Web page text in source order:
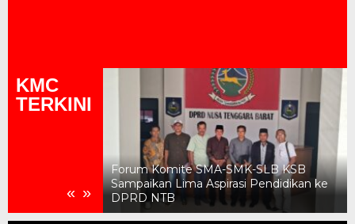
KMC
TERKINI
« »
KONI NTB
Forum Komite SMA-SMK-SLB KSB
Sampaikan Lima Aspirasi Pendidikan ke
DPRD NTB